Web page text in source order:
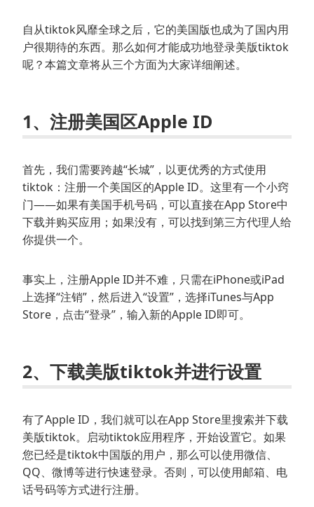
自从tiktok风靡全球之后，它的美国版也成为了国内用
户很期待的东西。那么如何才能成功地登录美版tiktok
呢？本篇文章将从三个方面为大家详细阐述。
1、注册美国区Apple ID
首先，我们需要跨越“长城”，以更优秀的方式使用
tiktok：注册一个美国区的Apple ID。这里有一个小窍
门——如果有美国手机号码，可以直接在App Store中
下载并购买应用；如果没有，可以找到第三方代理人给
你提供一个。
事实上，注册Apple ID并不难，只需在iPhone或iPad
上选择“注销”，然后进入“设置”，选择iTunes与App
Store，点击“登录”，输入新的Apple ID即可。
2、下载美版tiktok并进行设置
有了Apple ID，我们就可以在App Store里搜索并下载
美版tiktok。启动tiktok应用程序，开始设置它。如果
您已经是tiktok中国版的用户，那么可以使用微信、
QQ、微博等进行快速登录。否则，可以使用邮箱、电
话号码等方式进行注册。